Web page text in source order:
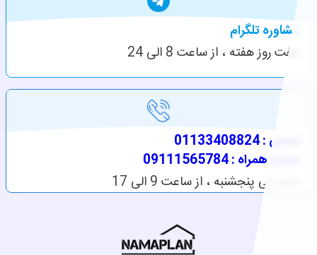
مشاوره تلگرام
هفت روز هفته ، از ساعت 8 الی 24
تماس : 01133408824
شماره همراه : 09111565784
شنبه الی پنجشنبه ، از ساعت 9 الی 17